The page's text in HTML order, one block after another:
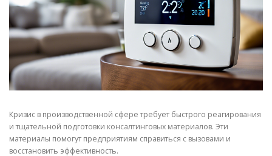
Кризис в производственной сфере требует быстрого реагирования
и тщательной подготовки консалтинговых материалов. Эти
материалы помогут предприятиям справиться с вызовами и
восстановить эффективность.